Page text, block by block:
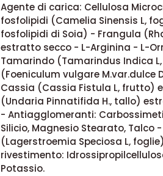
Agente di carica: Cellulosa
fosfolipidi (Camelia Sinensis L,
fosfolipidi di Soia) - Frangula
estratto secco - L-Arginina - L-
Tamarindo (Tamarindus Indica
(Foeniculum vulgare
Cassia (Cassia Fistula L, frutto)
(Undaria Pinnatifida H., tallo)
- Antiagglomeranti:
Silicio, Magnesio Stearato, Talco
(Lagerstroemia Speciosa L,
rivestimento:
Potassio.